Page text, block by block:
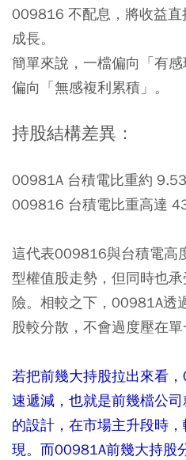
009816 不配息，將收益
成長。
簡單來說，一檔偏向「有
偏向「無感複利累積」。
持股結構差異：
00981A 台積電比重約
009816 台積電比重高達
這代表009816與台積電高
型權值股走勢，但同時也
險。相較之下，00981A透
股較分散，不會過度壓在單
若把前幾大持股拉出來看
速遞減，也就是前幾檔公
的設計，在市場主升段時
現。而00981A前幾大持股